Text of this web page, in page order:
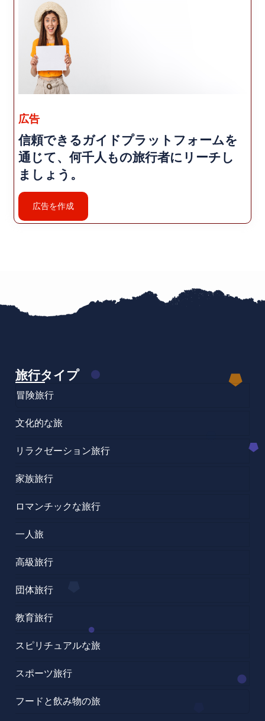
広告
信頼できるガイドプラットフォームを
通じて、何千人もの旅行者にリーチし
ましょう。
広告を作成
旅行タイプ
冒険旅行
文化的な旅
リラクゼーション旅行
家族旅行
ロマンチックな旅行
一人旅
高級旅行
団体旅行
教育旅行
スピリチュアルな旅
スポーツ旅行
フードと飲み物の旅